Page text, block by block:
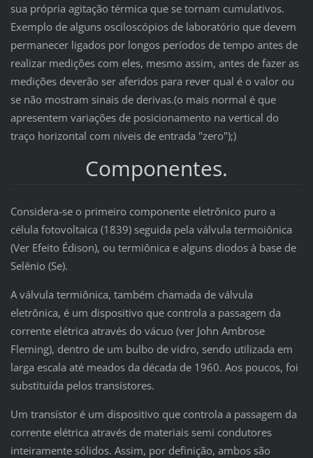
sua própria agitação térmica que se tornam cumulativos.
Exemplo de alguns osciloscópios de laboratório que devem
permanecer ligados por longos períodos de tempo antes de
realizar medições com eles, mesmo assim, antes de fazer as
medições deverão ser aferidos para rever qual é o valor ou
se não mostram sinais de derivas.(o mais normal é que
apresentem variações de posicionamento na vertical do
traço horizontal com níveis de entrada "zero");)
Componentes.
Considera-se o primeiro componente eletrônico puro a
célula fotovoltaica (1839) seguida pela válvula termoiônica
(Ver Efeito Édison), ou termiônica e alguns diodos à base de
Selênio (Se).
A válvula termiônica, também chamada de válvula
eletrônica, é um dispositivo que controla a passagem da
corrente elétrica através do vácuo (ver John Ambrose
Fleming), dentro de um bulbo de vidro, sendo utilizada em
larga escala até meados da década de 1960. Aos poucos, foi
substituída pelos transístores.
Um transístor é um dispositivo que controla a passagem da
corrente elétrica através de materiais semi condutores
inteiramente sólidos. Assim, por definição, ambos são